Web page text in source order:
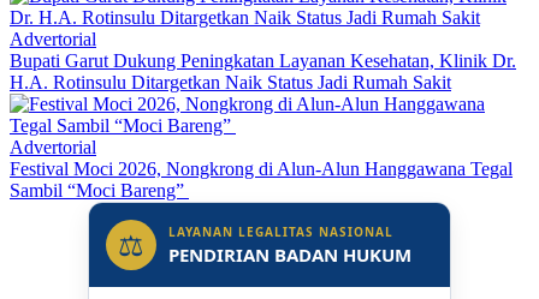
Advertorial
Bupati Garut Dukung Peningkatan Layanan Kesehatan, Klinik Dr.
H.A. Rotinsulu Ditargetkan Naik Status Jadi Rumah Sakit
Advertorial
Festival Moci 2026, Nongkrong di Alun-Alun Hanggawana Tegal
Sambil “Moci Bareng”
⚖ LAYANAN LEGALITAS NASIONAL
PENDIRIAN BADAN HUKUM